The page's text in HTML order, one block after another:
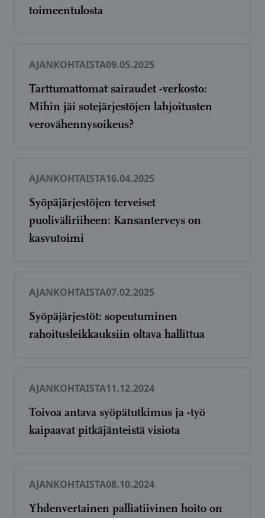
toimeentulosta
AJANKOHTAISTA09.05.2025
Tarttumattomat sairaudet -verkosto:
Mihin jäi sotejärjestöjen lahjoitusten
verovähennysoikeus?
AJANKOHTAISTA16.04.2025
Syöpäjärjestöjen terveiset
puoliväliriiheen: Kansanterveys on
kasvutoimi
AJANKOHTAISTA07.02.2025
Syöpäjärjestöt: sopeutuminen
rahoitusleikkauksiin oltava hallittua
AJANKOHTAISTA11.12.2024
Toivoa antava syöpätutkimus ja -työ
kaipaavat pitkäjänteistä visiota
AJANKOHTAISTA08.10.2024
Yhdenvertainen palliatiivinen hoito on